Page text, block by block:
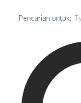
Pencarian untuk: